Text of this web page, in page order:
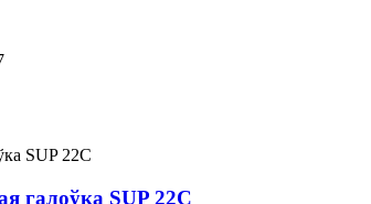
галоўка SUP 22C